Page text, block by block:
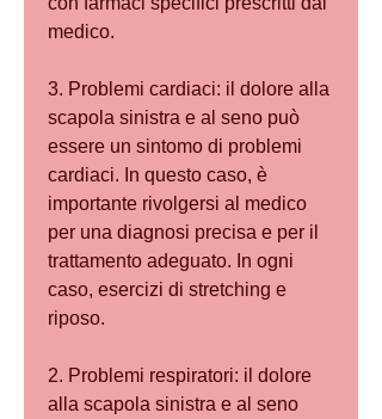
medico.
3. Problemi cardiaci: il dolore alla
scapola sinistra e al seno può
essere un sintomo di problemi
cardiaci. In questo caso, è
importante rivolgersi al medico
per una diagnosi precisa e per il
trattamento adeguato. In ogni
caso, esercizi di stretching e
riposo.
2. Problemi respiratori: il dolore
alla scapola sinistra e al seno